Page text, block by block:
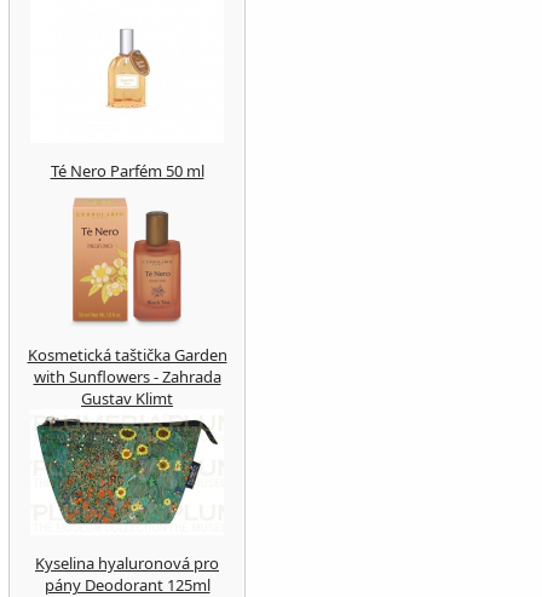
Té Nero Parfém 50 ml
Kosmetická taštička Garden
with Sunflowers - Zahrada
Gustav Klimt
Kyselina hyaluronová pro
pány Deodorant 125ml